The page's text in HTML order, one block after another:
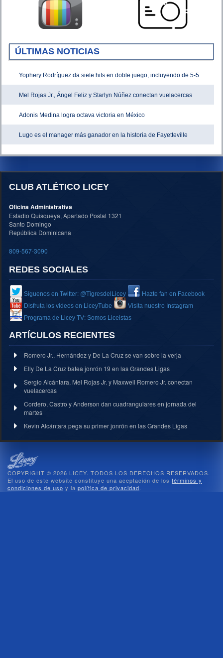
ÚLTIMAS NOTICIAS
Yophery Rodríguez da siete hits en doble juego, incluyendo de 5-5
Mel Rojas Jr., Ángel Feliz y Starlyn Núñez conectan vuelacercas
Adonis Medina logra octava victoria en México
Lugo es el manager más ganador en la historia de Fayetteville
CLUB ATLÉTICO LICEY
Oficina Administrativa
Estadio Quisqueya, Apartado Postal 1321
Santo Domingo
República Dominicana
809-567-3090
REDES SOCIALES
Síguenos en Twitter: @TigresdelLicey
Hazte fan en Facebook
Disfruta los videos en LiceyTube
Visita nuestro Instagram
Programa de Licey TV: Somos Liceistas
ARTÍCULOS RECIENTES
Romero Jr., Hernández y De La Cruz se van sobre la verja
Elly De La Cruz batea jonrón 19 en las Grandes Ligas
Sergio Alcántara, Mel Rojas Jr. y Maxwell Romero Jr. conectan
vuelacercas
Cordero, Castro y Anderson dan cuadrangulares en jornada del
martes
Kevin Alcántara pega su primer jonrón en las Grandes Ligas
COPYRIGHT © 2026 LICEY. TODOS LOS DERECHOS RESERVADOS.
El uso de este website constituye una aceptación de los términos y
condiciones de uso y la política de privacidad